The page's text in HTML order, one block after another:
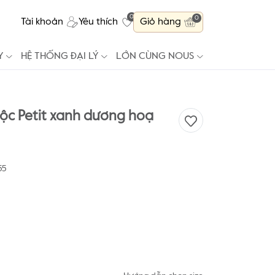
Tài khoản Yêu thích
0
Giỏ hàng 0
HỆ THỐNG ĐẠI LÝ LỚN CÙNG NOUS
Petit xanh dương hoạ